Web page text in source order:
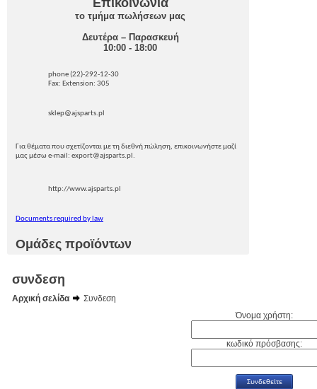
Επικοινωνία
το τμήμα πωλήσεων μας
Δευτέρα – Παρασκευή
10:00 - 18:00
phone (22)-292-12-30
Fax: Extension: 305
sklep@ajsparts.pl
Για θέματα που σχετίζονται με τη διεθνή πώληση, επικοινωνήστε μαζί
μας μέσω e-mail: export@ajsparts.pl.
http://www.ajsparts.pl
Documents required by law
Ομάδες προϊόντων
συνδεση
Αρχική σελίδα
Συνδεση
Όνομα χρήστη:
κωδικό πρόσβασης: